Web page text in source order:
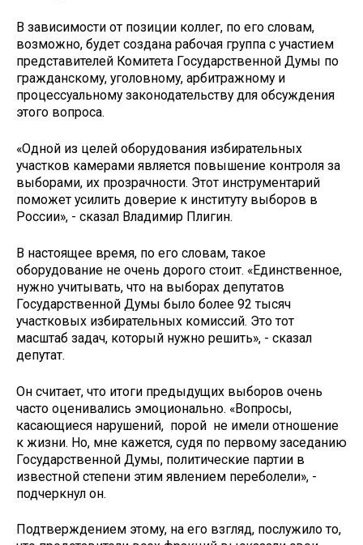
В зависимости от позиции коллег, по его словам,
возможно, будет создана рабочая группа с участием
представителей Комитета Государственной Думы по
гражданскому, уголовному, арбитражному и
процессуальному законодательству для обсуждения
этого вопроса.
«Одной из целей оборудования избирательных
участков камерами является повышение контроля за
выборами, их прозрачности. Этот инструментарий
поможет усилить доверие к институту выборов в
России», - сказал Владимир Плигин.
В настоящее время, по его словам, такое
оборудование не очень дорого стоит. «Единственное,
нужно учитывать, что на выборах депутатов
Государственной Думы было более 92 тысяч
участковых избирательных комиссий. Это тот
масштаб задач, который нужно решить», - сказал
депутат.
Он считает, что итоги предыдущих выборов очень
часто оценивались эмоционально. «Вопросы,
касающиеся нарушений, порой не имели отношение
к жизни. Но, мне кажется, судя по первому заседанию
Государственной Думы, политические партии в
известной степени этим явлением переболели», -
подчеркнул он.
Подтверждением этому, на его взгляд, послужило то,